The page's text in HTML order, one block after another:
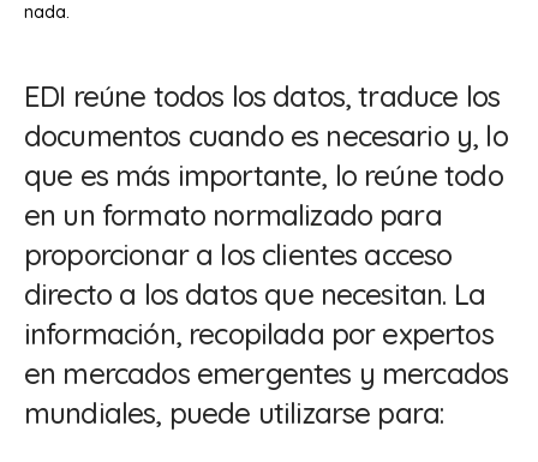
nada.
EDI reúne todos los datos, traduce los
documentos cuando es necesario y, lo
que es más importante, lo reúne todo
en un formato normalizado para
proporcionar a los clientes acceso
directo a los datos que necesitan. La
información, recopilada por expertos
en mercados emergentes y mercados
mundiales, puede utilizarse para: